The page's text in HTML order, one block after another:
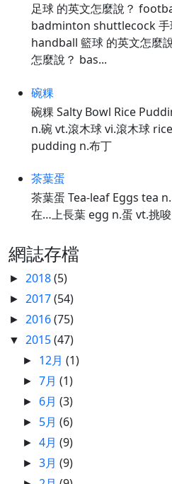
足球 的英文怎麼說？
badminton shuttlecock 手
handball 籃球 的英文怎麼
怎麼說？ bas...
碗粿
碗粿 Salty Bowl Rice
n.碗 vt.滾木球 vi.滾木球
pudding n.布丁
茶葉蛋
茶葉蛋 Tea-leaf Eggs tea
在…上長葉 egg n.蛋 vt.挑唆
網誌存檔
► 2018(5)
► 2017(54)
► 2016(75)
▼ 2015(47)
► 12月(1)
►7月(1)
► 6月(3)
► 5月(6)
►4月(9)
►3月(9)